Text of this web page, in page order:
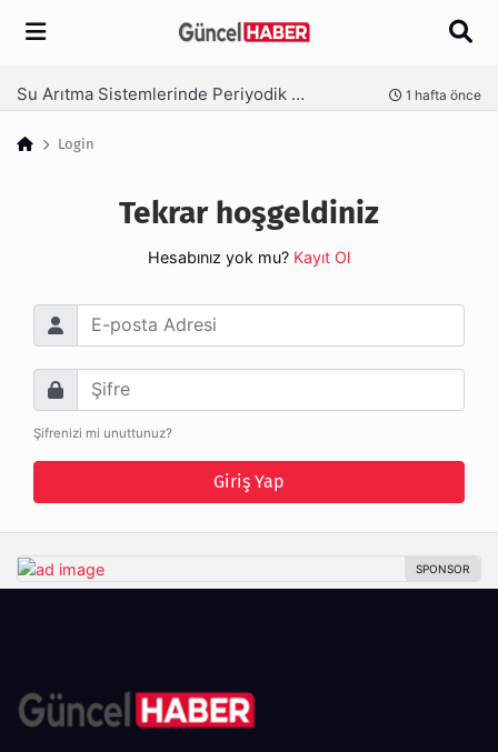
Arama
Su Arıtma Sistemlerinde Periyodik Bakım Neden Kritik? 1 hafta önce
Login
Tekrar hoşgeldiniz
Hesabınız yok mu? Kayıt Ol
E-posta Adresi
Şifre
Şifrenizi mi unuttunuz?
Giriş Yap